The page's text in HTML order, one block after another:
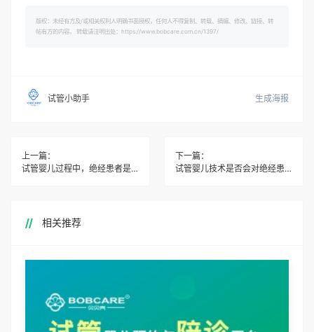
版权：未经有方及/或相关权利人明确书面授权，任何人不得复制、转载、摘编、修改、链接、转
帖有方的内容。 转载请注明出处：https://www.bobcare.com.cn/1397/
试管小助手 生成海报
上一篇：
试管婴儿过程中，绝经患者是否需要接受激素替代治疗？
下一篇：
试管婴儿技术是否会对绝经患者的未来生育能力产生影响？
相关推荐